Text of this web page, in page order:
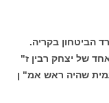
הביטחון בקריה.
של יצחק רבין ז"
שהיה ראש אמ" ן